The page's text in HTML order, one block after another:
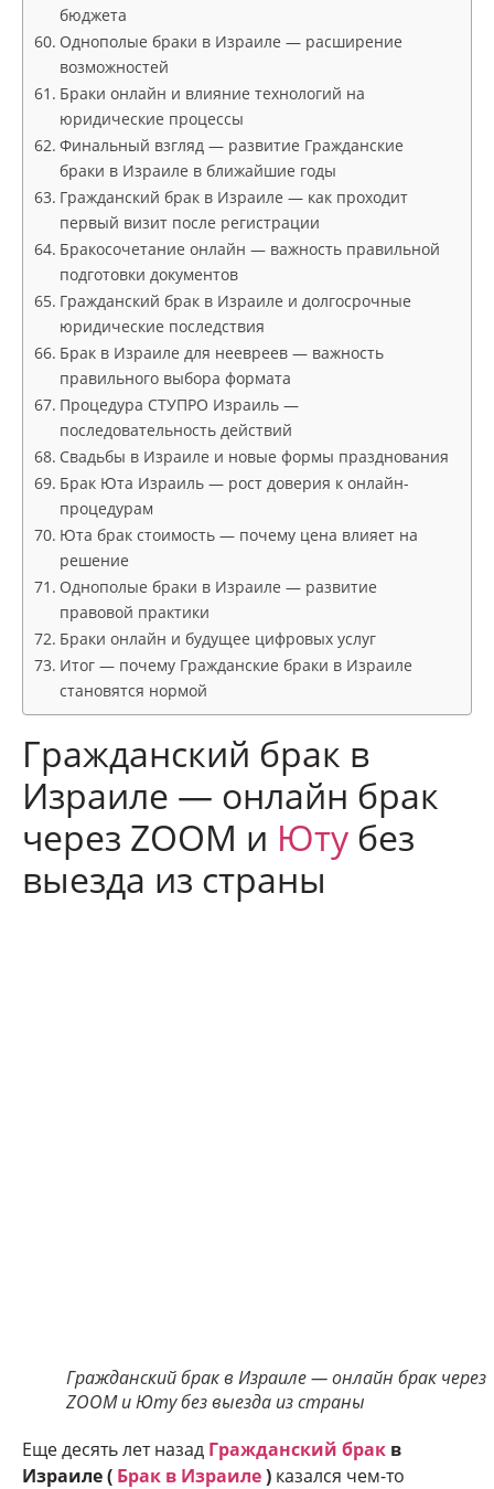
бюджета
Однополые браки в Израиле — расширение
возможностей
Браки онлайн и влияние технологий на
юридические процессы
Финальный взгляд — развитие Гражданские
браки в Израиле в ближайшие годы
Гражданский брак в Израиле — как проходит
первый визит после регистрации
Бракосочетание онлайн — важность правильной
подготовки документов
Гражданский брак в Израиле и долгосрочные
юридические последствия
Брак в Израиле для неевреев — важность
правильного выбора формата
Процедура СТУПРО Израиль —
последовательность действий
Свадьбы в Израиле и новые формы празднования
Брак Юта Израиль — рост доверия к онлайн-
процедурам
Юта брак стоимость — почему цена влияет на
решение
Однополые браки в Израиле — развитие
правовой практики
Браки онлайн и будущее цифровых услуг
Итог — почему Гражданские браки в Израиле
становятся нормой
Гражданский брак в
Израиле — онлайн брак
через ZOOM и Юту без
выезда из страны
Гражданский брак в Израиле — онлайн брак через
ZOOM и Юту без выезда из страны
Еще десять лет назад Гражданский брак в
Израиле ( Брак в Израиле) казался чем-то